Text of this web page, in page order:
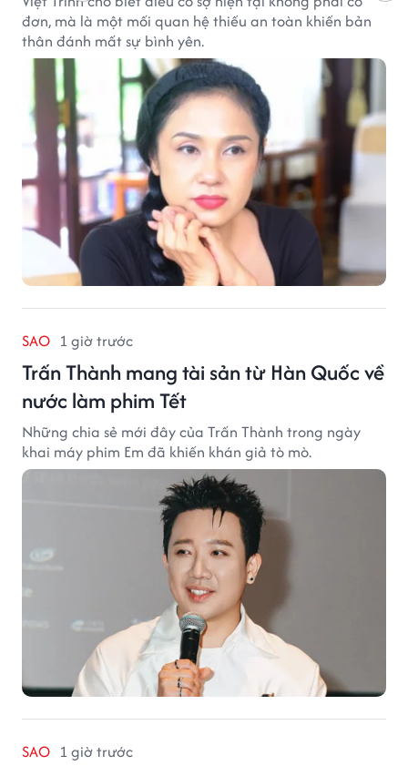
đơn, mà là một mối quan hệ thiếu an toàn khiến bản
thân đánh mất sự bình yên.
SAO 1 giờ trước
Trấn Thành mang tài sản từ Hàn Quốc về
nước làm phim Tết
Những chia sẻ mới đây của Trấn Thành trong ngày
khai máy phim Em đã khiến khán giả tò mò.
SAO 1 giờ trước